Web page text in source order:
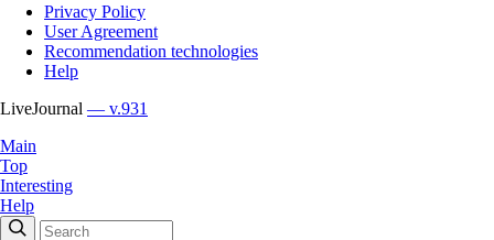
Privacy Policy
User Agreement
Recommendation technologies
Help
LiveJournal — v.931
Main
Top
Interesting
Help